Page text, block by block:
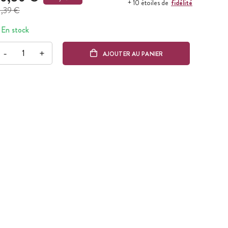
€
+ 10 étoiles de fidélité
En stock
- + AJOUTER AU PANIER